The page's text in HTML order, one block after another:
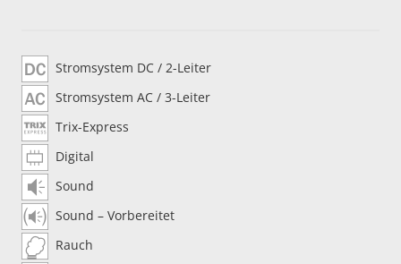
Stromsystem DC / 2-Leiter
Stromsystem AC / 3-Leiter
Trix-Express
Digital
Sound
Sound – Vorbereitet
Rauch